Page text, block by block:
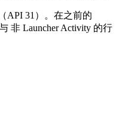
API 31）。在之前的
非 Launcher Activity 的行